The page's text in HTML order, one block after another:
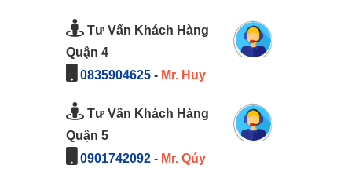
Tư Vấn Khách Hàng
Quận 4
0835904625- Mr. Huy
Tư Vấn Khách Hàng
Quận 5
0901742092- Mr. Qúy